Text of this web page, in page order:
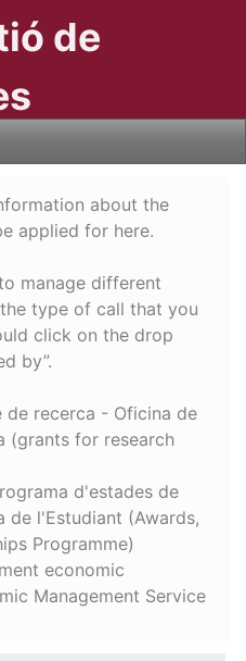
de
about the
applied for here.
manage different
type of call that you
click on the drop
by”.
de recerca - Oficina de
(grants for research
d'estades de
de l'Estudiant (Awards,
Programme)
economic
Management Service